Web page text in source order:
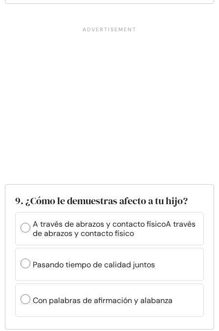
9. ¿Cómo le demuestras afecto a tu hijo?
A través de abrazos y contacto físicoA través
de abrazos y contacto físico
Pasando tiempo de calidad juntos
Con palabras de afirmación y alabanza